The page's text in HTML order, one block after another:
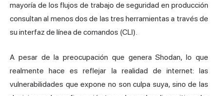
mayoría de los flujos de trabajo de seguridad en producción
consultan al menos dos de las tres herramientas a través de
su interfaz de línea de comandos (CLI).
A pesar de la preocupación que genera Shodan, lo que
realmente hace es reflejar la realidad de internet: las
vulnerabilidades que expone no son culpa suya, sino de las